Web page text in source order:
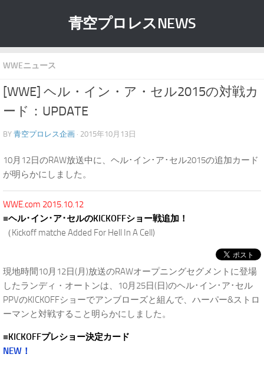
青空プロレスNEWS
WWEニュース
[WWE] ヘル・イン・ア・セル2015の対戦カ
ード：UPDATE
BY 青空プロレス企画 · 2015年10月13日
10月12日のRAW放送中に、ヘル･イン･ア･セル2015の追加カード
が明らかにしました。
WWE.com 2015.10.12
■ヘル･イン･ア･セルのKICKOFFショー戦追加！
（Kickoff matche Added For Hell In A Cell)
現地時間10月12日(月)放送のRAWオープニングセグメントに登場
したランディ・オートンは、10月25日(日)のヘル･イン･ア･セル
PPVのKICKOFFショーでアンブローズと組んで、ハーパー&ストロ
ーマンと対戦すること明らかにしました。
■KICKOFFプレショー決定カード
NEW！